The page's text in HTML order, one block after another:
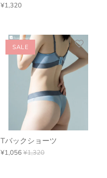
¥1,320
SALE
Tバックショーツ
¥1,056 ¥1,320